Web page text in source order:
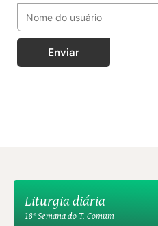
Enviar
Liturgia diária
18ª Semana do T. Comum